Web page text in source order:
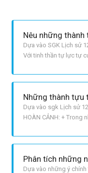
Dựa vào SGK Lịch sử
Với tinh thần tự lực tự
vòng 4 năm 3 tháng.
Dựa vào sgk Lịch sử
HOÀN CẢNH: + Trong
vật chất kĩ thuật của
Dựa vào những ý